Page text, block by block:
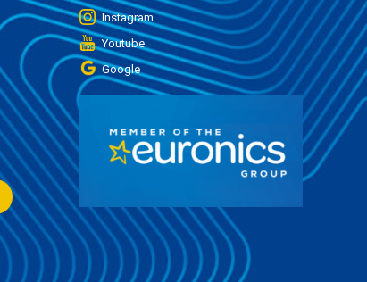
Instagram
Youtube
Google